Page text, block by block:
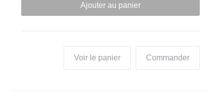
Ajouter au panier
Commander
Voir le panier